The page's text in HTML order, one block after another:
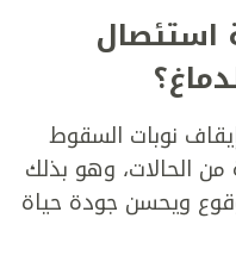
استئصال
نوبات السقوط
حوالي 75 بالمائة من الحالات، وهو بذلك
ويحسن جودة حياة